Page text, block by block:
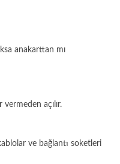
anakarttan mı
vermeden açılır.
ve bağlantı soketleri